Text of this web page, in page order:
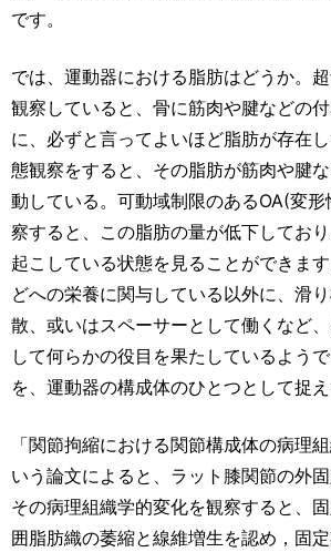
です。
では、運動器における脂肪はどうか。
観察していると、骨に筋肉や腱などの
に、必ずと言ってよいほど脂肪が存在
態観察をすると、その脂肪が筋肉や腱
動している。可動域制限のあるOA(変
察すると、この脂肪の量が低下してお
起こしている状態を見ることができま
どへの栄養に関与している以外に、滑
散、或いはスペーサーとして働くなど
して何らかの役目を果たしているよう
を、運動器の構成体のひとつとして捉え
「関節拘縮における関節構成体の病理
いう論文によると、ラット膝関節の外
その病理組織学的変化を観察すると、
囲脂肪織の萎縮と線維増生を認め，固